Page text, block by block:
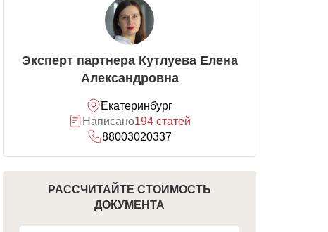
Эксперт партнера Кутлуева Елена
Александровна
Екатеринбург
Написано194 статей
88003020337
РАССЧИТАЙТЕ СТОИМОСТЬ
ДОКУМЕНТА